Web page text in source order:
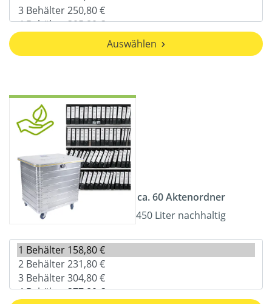
Auswählen
ca. 60 Aktenordner
450 Liter nachhaltig